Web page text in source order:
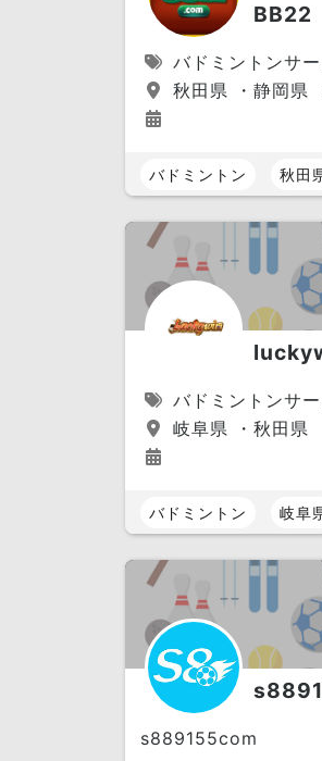
BB22
バドミントンサ
秋田県 ・静岡
バドミントン 秋田
バドミントンサ
岐阜県 ・秋田県
バドミントン 岐阜
s889155com